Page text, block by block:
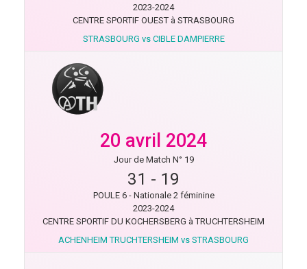
2023-2024
CENTRE SPORTIF OUEST à STRASBOURG
STRASBOURG vs CIBLE DAMPIERRE
20 avril 2024
Jour de Match N° 19
31 - 19
POULE 6 - Nationale 2 féminine
2023-2024
CENTRE SPORTIF DU KOCHERSBERG à TRUCHTERSHEIM
ACHENHEIM TRUCHTERSHEIM vs STRASBOURG